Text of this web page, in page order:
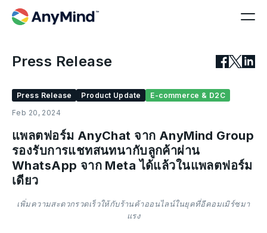
Press Release
Press Release Product Update
E-commerce & D2C
Feb 20, 2024
แพลตฟอร์ม AnyChat จาก AnyMind Group
รองรับการแชทสนทนากับลูกค้าผ่าน
WhatsApp จาก Meta ได้แล้วในแพลตฟอร์ม
เดียว
เพิ่มความสะดวกรวดเร็วให้กับร้านค้าออนไลน์ในยุคที่อีคอมเมิร์ซมา
แรง